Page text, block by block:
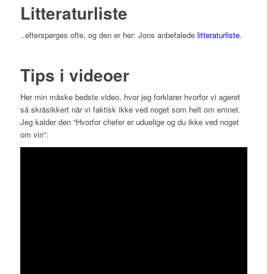
Litteraturliste
..efterspørges ofte, og den er her: Jons anbefalede litteraturliste.
Tips i videoer
Her min måske bedste video, hvor jeg forklarer hvorfor vi ageret
så skråsikkert når vi faktisk ikke ved noget som helt om emnet.
Jeg kalder den “Hvorfor chefer er uduelige og du ikke ved noget
om vin”: